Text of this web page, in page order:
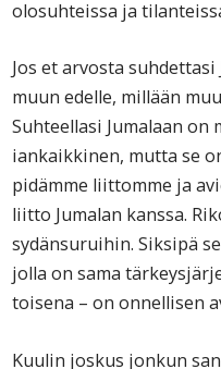
olosuhteissa ja
Jos et arvosta
muun edelle, millään
Suhteellasi Jumalaan
iankaikkinen, mutta se
pidämme liittomme ja
liitto Jumalan kanssa.
sydänsuruihin. Siksipä
jolla on sama
toisena – on onnellisen
Kuulin joskus jonkun